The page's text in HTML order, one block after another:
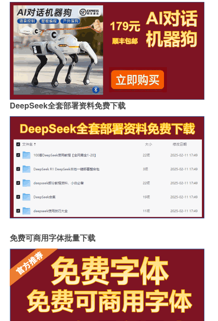
DeepSeek全套部署资料免费下载
免费可商用字体批量下载